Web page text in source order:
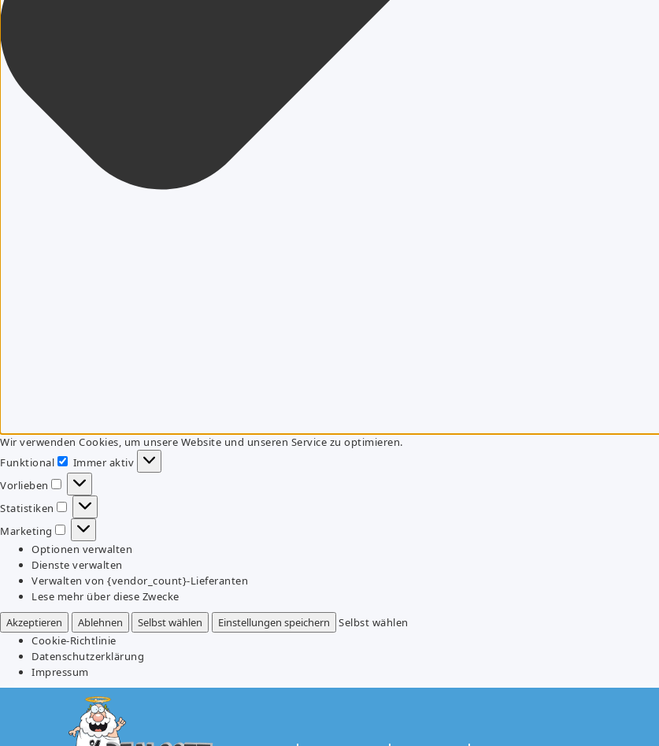
Wir verwenden Cookies, um unsere Website und unseren Service zu optimieren.
Funktional
Funktional
Immer aktiv
Vorlieben
Vorlieben
Statistiken
Statistiken
Marketing
Marketing
Optionen verwalten
Dienste verwalten
Verwalten von {vendor_count}-Lieferanten
Lese mehr über diese Zwecke
Akzeptieren
Ablehnen Selbst wählen Einstellungen speichern
Selbst wählen
Cookie-Richtlinie
Datenschutzerklärung
Impressum